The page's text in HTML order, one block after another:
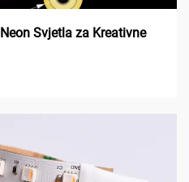
Svjetla za Kreativne